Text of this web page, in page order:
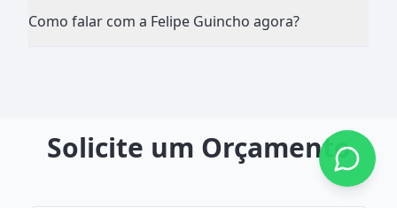
Como falar com a Felipe Guincho agora?
Solicite um Orçamento